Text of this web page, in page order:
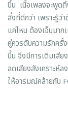
ขึ้น เนื้อเพลงจะพูด
สิ่งที่ดีกว่า เพราะรู้ว่
แค่ไหน ต้องเจ็บมาก
คู่ควรดับความรักครั้
ขึ้น จึงมีการเติมเสีย
ลดเสียงสังเคราะห์
ให้อารมณ์คล้ายกับ